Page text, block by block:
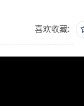
喜欢收藏: